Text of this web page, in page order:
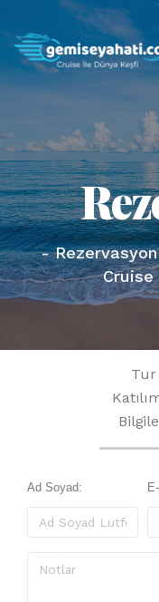
-
Cruise
Tur
Ad Soyad: